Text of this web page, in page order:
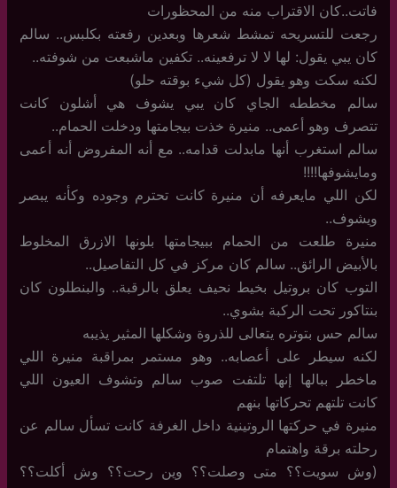
فاتت..كان الاقتراب منه من المحظورات
رجعت للتسريحه تمشط شعرها وبعدين رفعته بكلبس.. سالم
كان يبي يقول: لها لا لا ترفعينه.. تكفين ماشبعت من شوفته..
لكنه سكت وهو يقول (كل شيء بوقته حلو)
سالم مخططه الجاي كان يبي يشوف هي أشلون كانت
تتصرف وهو أعمى.. منيرة خذت بيجامتها ودخلت الحمام..
سالم استغرب أنها مابدلت قدامه.. مع أنه المفروض أنه أعمى
ومايشوفها!!!!
لكن اللي مايعرفه أن منيرة كانت تحترم وجوده وكأنه يبصر
ويشوف..
منيرة طلعت من الحمام ببيجامتها بلونها الازرق المخلوط
بالأبيض الرائق.. سالم كان مركز في كل التفاصيل..
التوب كان بروتيل بخيط نحيف يعلق بالرقبة.. والبنطلون كان
بنتاكور تحت الركبة بشوي..
سالم حس بتوتره يتعالى للذروة وشكلها المثير يذيبه
لكنه سيطر على أعصابه.. وهو مستمر بمراقبة منيرة اللي
ماخطر ببالها إنها تلتفت صوب سالم وتشوف العيون اللي
كانت تلتهم تحركاتها بنهم
منيرة في حركتها الروتينية داخل الغرفة كانت تسأل سالم عن
رحلته برقة واهتمام
(وش سويت؟؟ متى وصلت؟؟ وين رحت؟؟ وش أكلت؟؟